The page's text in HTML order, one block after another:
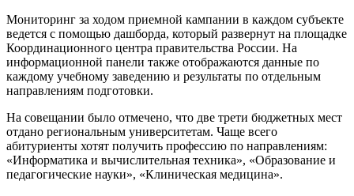
Мониторинг за ходом приемной кампании в каждом субъекте
ведется с помощью дашборда, который развернут на площадке
Координационного центра правительства России. На
информационной панели также отображаются данные по
каждому учебному заведению и результаты по отдельным
направлениям подготовки.
На совещании было отмечено, что две трети бюджетных мест
отдано региональным университетам. Чаще всего
абитуриенты хотят получить профессию по направлениям:
«Информатика и вычислительная техника», «Образование и
педагогические науки», «Клиническая медицина».